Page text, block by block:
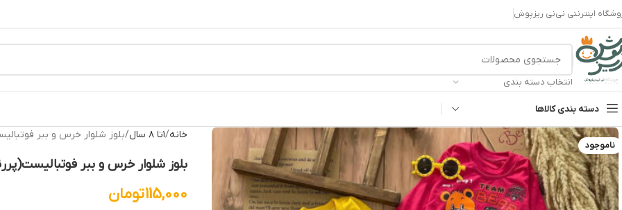
اینترنتی نی‌نی ریزپوش
انتخاب دسته بندی
دسته بندی کالاها
ناموجود
خانه ۱تا ۸ سال بلوز شلوار خرس و ببر
بلوز شلوار خرس و ببر
115,000تومان